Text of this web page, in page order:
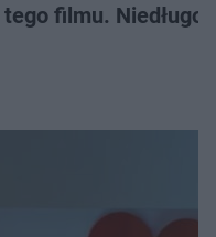
filmu. Niedługo